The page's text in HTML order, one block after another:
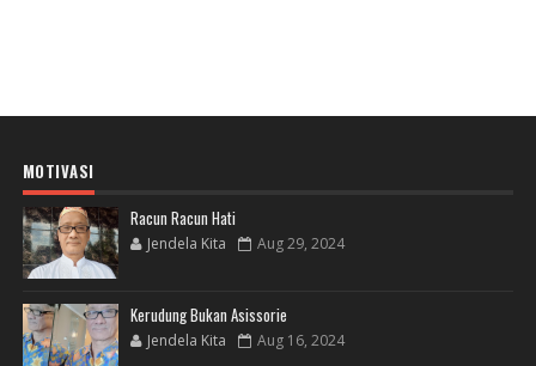
MOTIVASI
Racun Racun Hati
Jendela Kita Aug 29, 2024
Kerudung Bukan Asissorie
Jendela Kita Aug 16, 2024